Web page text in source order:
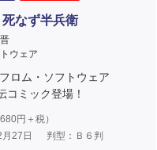
なず半兵衛
ウェア
ロム・ソフトウェア
コミック登場！
680円＋税）
27日
判型：Ｂ６判